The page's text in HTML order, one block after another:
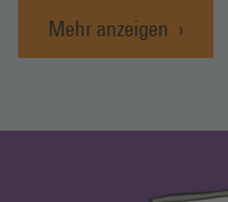
Mehr anzeigen